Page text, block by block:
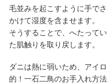
毛並みを起こすように手で
かけて湿度を含ませます。
そうすることで、へたって
た肌触りを取り戻します。
ダニは熱に弱いため、アイ
的！一石二鳥のお手入れ方法